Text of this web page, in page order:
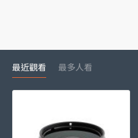
最近觀看 最多人看